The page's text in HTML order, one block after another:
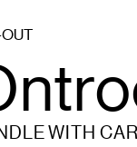
WITH